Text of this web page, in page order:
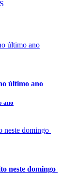
último ano
ano
neste domingo